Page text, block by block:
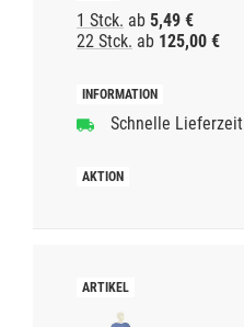
1 Stck. ab 5,49 €
22 Stck. ab 125,00 €
Schnelle Lieferzeit